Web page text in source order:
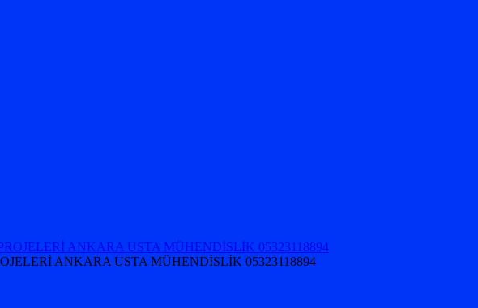
ANKARA USTA MÜHENDİSLİK 05323118894